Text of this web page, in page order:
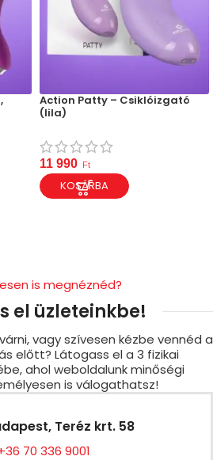
Action Patty – Csiklóizgató
(lila)
11 990 Ft
KOSÁRBA
is megnéznéd?
el üzleteinkbe!
vagy szívesen kézbe vennéd a
előtt? Látogass el a 3 fizikai
ahol weboldalunk minőségi
is válogathatsz!
Teréz krt. 58
70 336 9001